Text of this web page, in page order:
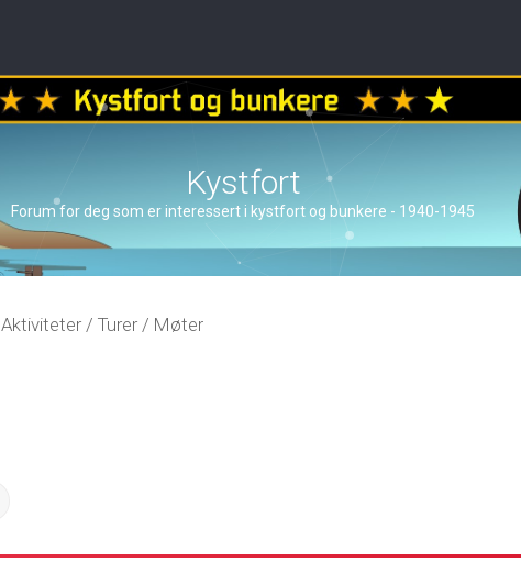
Kystfort
Forum for deg som er interessert i kystfort og bunkere - 1940-1945
Aktiviteter / Turer / Møter